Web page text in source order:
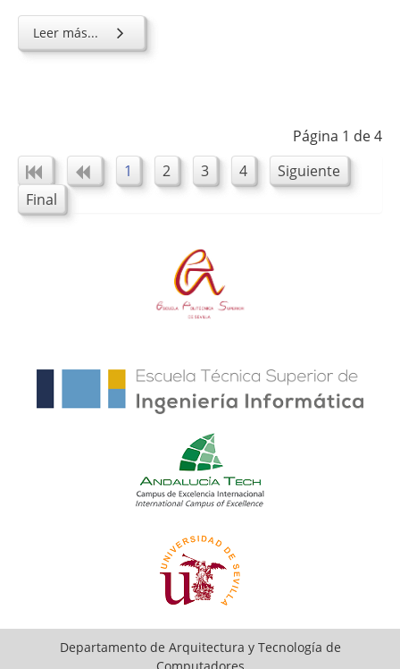
Leer más...
Página 1 de 4
1
2 3 4
Siguiente
Final
Departamento de Arquitectura y Tecnología de
Computadores